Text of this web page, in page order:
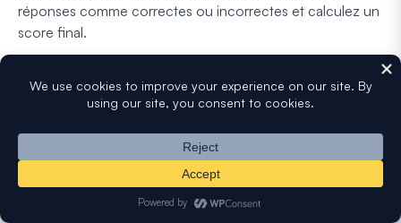
réponses comme correctes ou incorrectes et calculez un
score final.
examens de certification ou réaliser des évaluations de
guide sur
comment créer un quiz noté pour votre site
WordPress.